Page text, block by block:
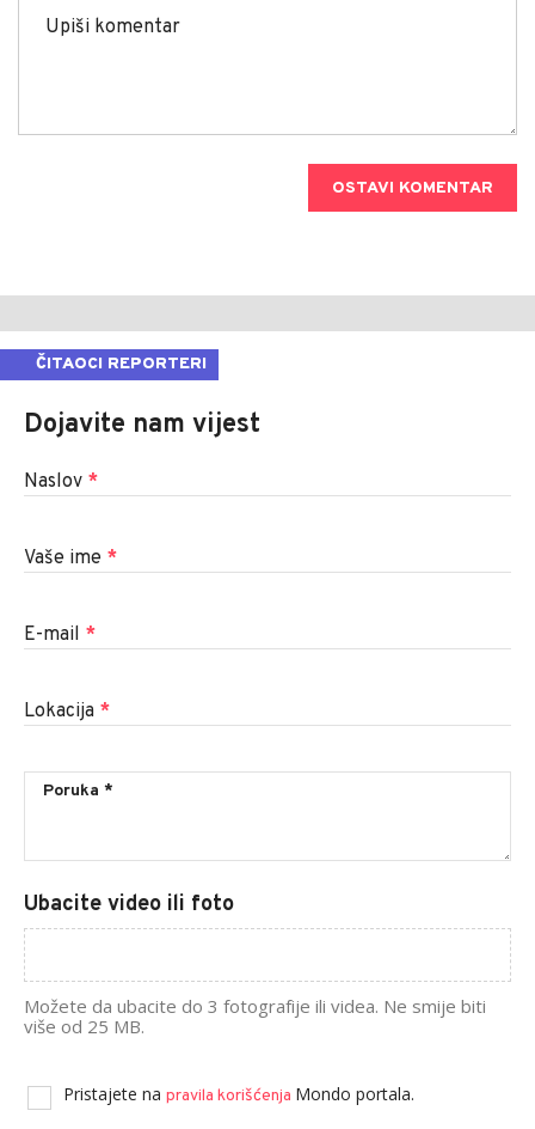
OSTAVI KOMENTAR
ČITAOCI REPORTERI
Dojavite nam vijest
Naslov *
Vaše ime *
E-mail *
Lokacija *
Ubacite video ili foto
Možete da ubacite do 3 fotografije ili videa. Ne smije biti
više od 25 MB.
Pristajete na pravila korišćenja Mondo portala.